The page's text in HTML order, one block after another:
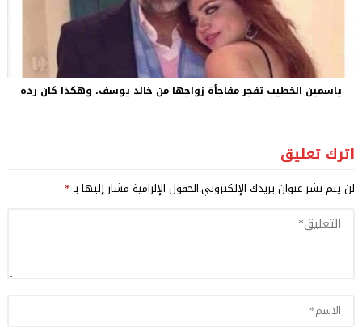
ياسمين الخطيب تفجر مفاجأة زواجها من خالد يوسف، وهكذا كان رده
اترك تعليق
لن يتم نشر عنوان بريدك الإلكتروني.الحقول الإلزامية مشار إليها بـ*